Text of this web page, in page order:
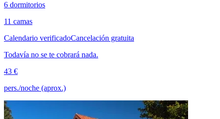
6 dormitorios
11 camas
Calendario verificadoCancelación gratuita
Todavía no se te cobrará nada.
43 €
pers./noche (aprox.)